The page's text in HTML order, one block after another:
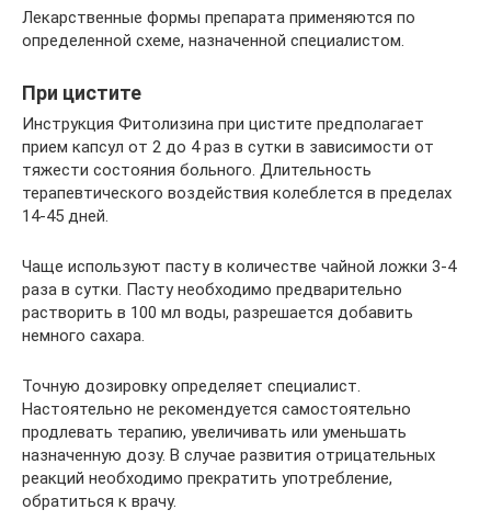
Лекарственные формы препарата применяются по
определенной схеме, назначенной специалистом.
При цистите
Инструкция Фитолизина при цистите предполагает
прием капсул от 2 до 4 раз в сутки в зависимости от
тяжести состояния больного. Длительность
терапевтического воздействия колеблется в пределах
14-45 дней.
Чаще используют пасту в количестве чайной ложки 3-4
раза в сутки. Пасту необходимо предварительно
растворить в 100 мл воды, разрешается добавить
немного сахара.
Точную дозировку определяет специалист.
Настоятельно не рекомендуется самостоятельно
продлевать терапию, увеличивать или уменьшать
назначенную дозу. В случае развития отрицательных
реакций необходимо прекратить употребление,
обратиться к врачу.